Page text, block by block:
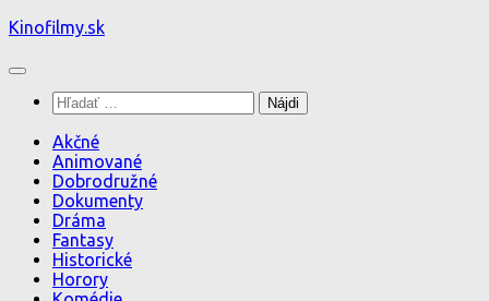
Preskočiť
obsah
Kinofilmy.sk
Hľadať:
Akčné
Animované
Dobrodružné
Dokumenty
Dráma
Fantasy
Historické
Horory